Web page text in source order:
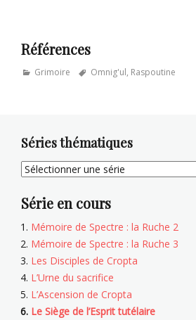
Références
Categories
Grimoire TagsOmnig'ul, Raspoutine
Séries thématiques
Série en cours
Mémoire de Spectre : la Ruche 2
Mémoire de Spectre : la Ruche 3
Les Disciples de Cropta
L’Urne du sacrifice
L’Ascension de Cropta
Le Siège de l’Esprit tutélaire